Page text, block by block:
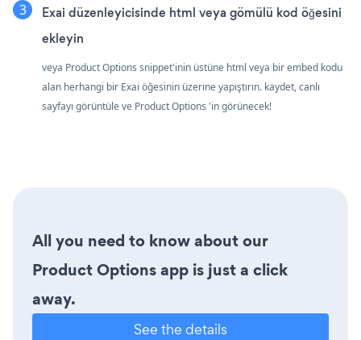
Exai düzenleyicisinde html veya gömülü kod öğesini
ekleyin
veya Product Options snippet'inin üstüne html veya bir embed kodu
alan herhangi bir Exai öğesinin üzerine yapıştırın. kaydet, canlı
sayfayı görüntüle ve Product Options 'in görünecek!
All you need to know about our
Product Options app is just a click
away.
See the details